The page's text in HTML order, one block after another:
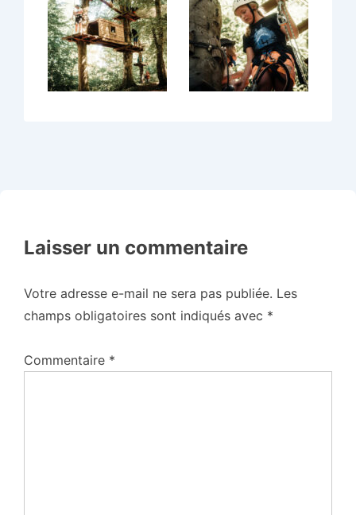
Laisser un commentaire
Votre adresse e-mail ne sera pas publiée. Les
champs obligatoires sont indiqués avec *
Commentaire *